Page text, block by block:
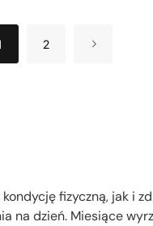
2
fizyczną, jak i
na dzień. Miesiące